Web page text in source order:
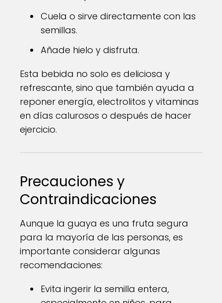
Cuela o sirve directamente con las
semillas.
Añade hielo y disfruta.
Esta bebida no solo es deliciosa y
refrescante, sino que también ayuda a
reponer energía, electrolitos y vitaminas
en días calurosos o después de hacer
ejercicio.
Precauciones y
Contraindicaciones
Aunque la guaya es una fruta segura
para la mayoría de las personas, es
importante considerar algunas
recomendaciones:
Evita ingerir la semilla entera,